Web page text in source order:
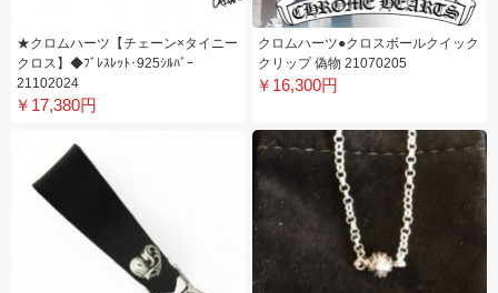
★クロムハーツ【チェーン×タイニー
クロス】◆ﾌﾞﾚｽﾚｯﾄ･925ｼﾙﾊﾞｰ
21102024
￥17,380円
クロムハーツ●クロスボールクイック
クリップ 偽物 21070205
￥16,300円